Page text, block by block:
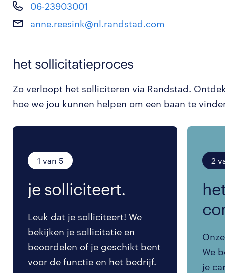
06-23903001
anne.reesink@nl.randstad.com
het sollicitatieproces
Zo verloopt het solliciteren via Randstad.
hoe we jou kunnen helpen om een baan te
1 van 5
je solliciteert.
Leuk dat je solliciteert! We
bekijken je sollicitatie en
beoordelen of je geschikt bent
voor de functie en het bedrijf.
2
We
je